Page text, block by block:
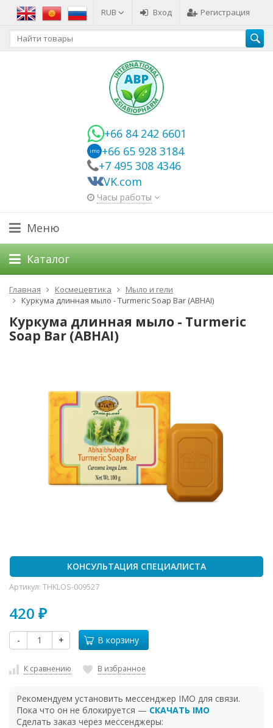
RUB Вход Регистрация
+66 84 242 6601
imo +66 65 928 3184
+7 495 308 4346
VK.com
Часы работы
Меню
Каталог
Главная Космецевтика
Мыло и гели
Куркума длинная мыло - Turmeric Soap Bar (ABHAI)
Куркума длинная мыло - Turmeric
Soap Bar (ABHAI)
КОНСУЛЬТАЦИЯ СПЕЦИАЛИСТА
Артикул: THKLOS-009527
420 ₽
- + В корзину
К сравнению В избранное
Рекомендуем установить мессенджер IMO для связи.
Пока что он не блокируется — СКАЧАТЬ IMO
Сделать заказ через мессенджеры: